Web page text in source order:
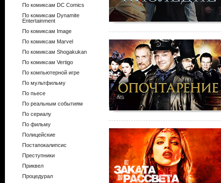
По комиксам DC Comics
По комиксам Dynamite
Entertainment
По комиксам Image
По комиксам Marvel
По комиксам Shogakukan
По комиксам Vertigo
По компьютерной игре
По мультфильму
По пьесе
По реальным событиям
По сериалу
По фильму
Полицейские
Постапокалипсис
Преступники
Приквел
Процедурал